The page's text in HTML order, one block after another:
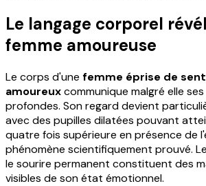
Le langage corporel
femme amoureuse
Le corps d'une femme éprise de
amoureuxcommunique malgré elle
profondes. Son regard devient
avec des pupilles dilatées pouvant
quatre fois supérieure en présence de
phénomène scientifiquement prouvé.
le sourire permanent constituent des
visibles de son état émotionnel.